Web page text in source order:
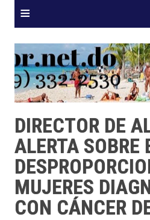
≡
DIRECTOR DE
ALERTA SOBRE
MUJERES
CON CÁNCER